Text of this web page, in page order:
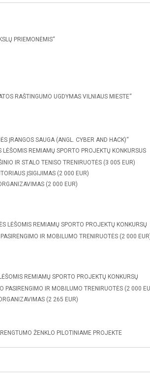
PRIEMONĖMIS“
RAŠTINGUMO UGDYMAS VILNIAUS MIESTE“
ĮRANGOS SAUGA (ANGL. CYBER AND HACK)“
REMIAMŲ SPORTO PROJEKTŲ KONKURSUS
IR STALO TENISO TRENIRUOTĖS (3 005 EUR)
ĮSIGIJIMAS (2 000 EUR)
(2 000 EUR)
LĖŠOMIS REMIAMŲ SPORTO PROJEKTŲ KONKURSŲ
IR MOBILUMO TRENIRUOTĖS (2 000
REMIAMŲ SPORTO PROJEKTŲ KONKURSŲ
PASIRENGIMO IR MOBILUMO TRENIRUOTĖS (2 000
(2 265 EUR)
ŽENKLO PILOTINIAME PROJEKTE